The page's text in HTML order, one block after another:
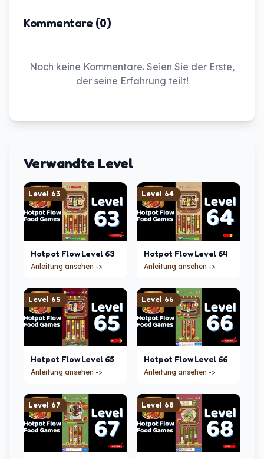
Kommentare (0)
Noch keine Kommentare. Seien Sie der Erste,
der seine Erfahrung teilt!
Verwandte Level
Level 63
Hotpot Flow Level 63
Anleitung ansehen ->
Level 64
Hotpot Flow Level 64
Anleitung ansehen ->
Level 65
Hotpot Flow Level 65
Anleitung ansehen ->
Level 66
Hotpot Flow Level 66
Anleitung ansehen ->
Level 67 Level 68